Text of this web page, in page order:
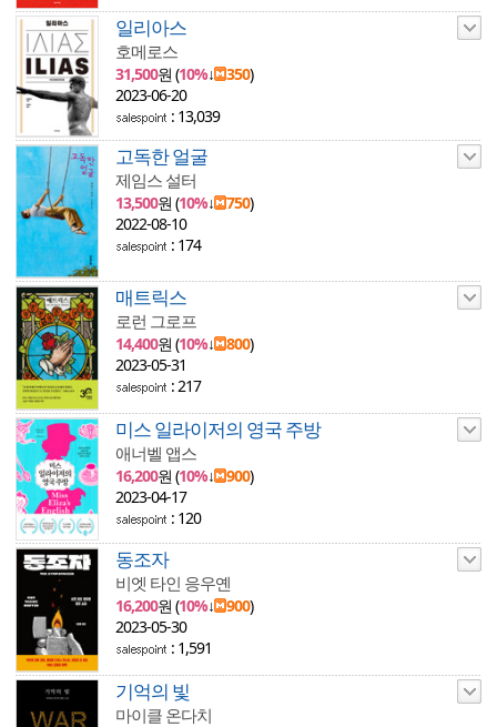
일리아스
호메로스
31,500원 (10%↓ 350)
2023-06-20
: 13,039
고독한 얼굴
제임스 설터
13,500원 (10%↓ 750)
2022-08-10
: 174
매트릭스
로런 그로프
14,400원 (10%↓ 800)
2023-05-31
: 217
미스 일라이저의 영국 주방
애너벨 앱스
16,200원 (10%↓ 900)
2023-04-17
: 120
동조자
비엣 타인 응우옌
16,200원 (10%↓ 900)
2023-05-30
: 1,591
기억의 빛
마이클 온다치